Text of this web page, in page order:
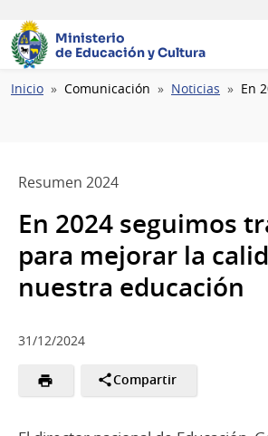
Ministerio
de Educación y Cultura
Ruta
Inicio Comunicación Noticias En
Resumen 2024
En 2024 seguimos
para mejorar la
nuestra educación
31/12/2024
Compartir